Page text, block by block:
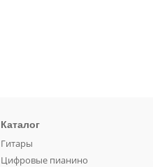
Каталог
Гитары
Цифровые пианино